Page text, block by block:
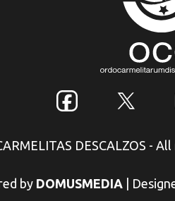
DESCALZOS -
by DOMUSMEDIA